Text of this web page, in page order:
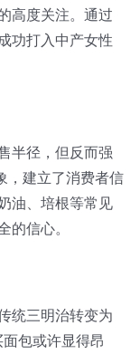
高度关注。通过
功打入中产女性
半径，但反而强
，建立了消费者信
油、培根等常见
信心。
统三明治转变为
包或许显得昂